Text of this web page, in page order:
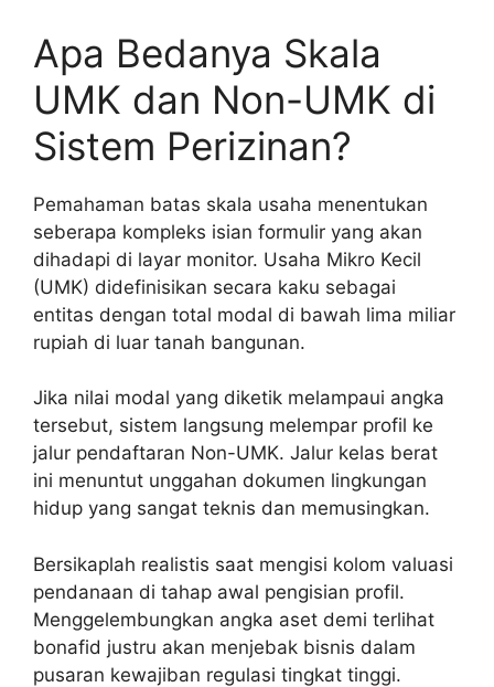
Apa Bedanya Skala
UMK dan Non-UMK di
Sistem Perizinan?
Pemahaman batas skala usaha menentukan
seberapa kompleks isian formulir yang akan
dihadapi di layar monitor. Usaha Mikro Kecil
(UMK) didefinisikan secara kaku sebagai
entitas dengan total modal di bawah lima miliar
rupiah di luar tanah bangunan.
Jika nilai modal yang diketik melampaui angka
tersebut, sistem langsung melempar profil ke
jalur pendaftaran Non-UMK. Jalur kelas berat
ini menuntut unggahan dokumen lingkungan
hidup yang sangat teknis dan memusingkan.
Bersikaplah realistis saat mengisi kolom valuasi
pendanaan di tahap awal pengisian profil.
Menggelembungkan angka aset demi terlihat
bonafid justru akan menjebak bisnis dalam
pusaran kewajiban regulasi tingkat tinggi.